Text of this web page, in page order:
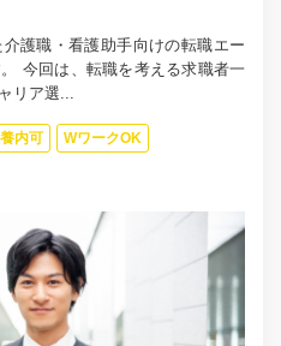
護職・看護助手向けの転職エー
今回は、転職を考える求職者一
リア選...
内可 WワークOK